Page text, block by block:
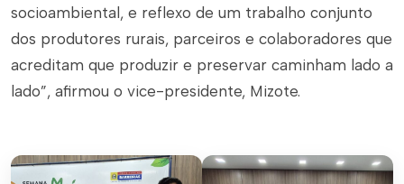
socioambiental, e reflexo de um trabalho conjunto
dos produtores rurais, parceiros e colaboradores que
acreditam que produzir e preservar caminham lado a
lado”, afirmou o vice-presidente, Mizote.